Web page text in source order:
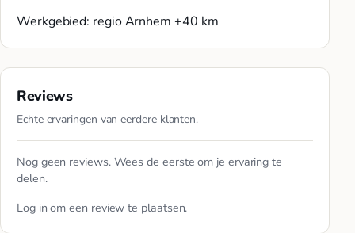
Werkgebied: regio Arnhem +40 km
Reviews
Echte ervaringen van eerdere klanten.
Nog geen reviews. Wees de eerste om je ervaring te
delen.
Log in om een review te plaatsen.